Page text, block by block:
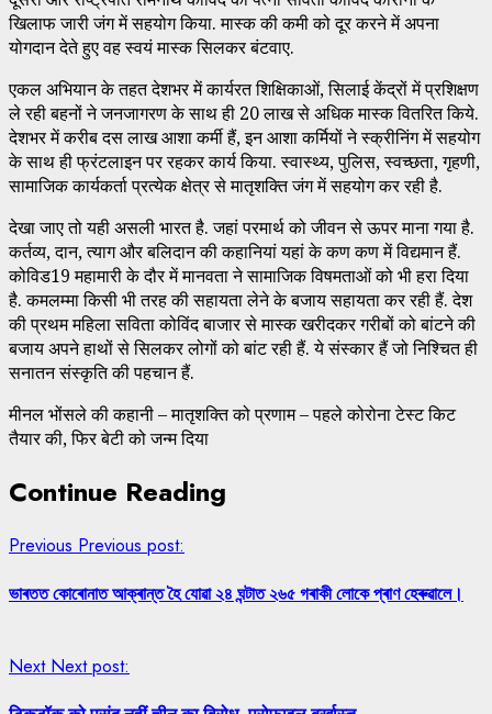
खिलाफ जारी जंग में सहयोग किया. मास्क की कमी को दूर करने में अपना
योगदान देते हुए वह स्वयं मास्क सिलकर बंटवाए.
एकल अभियान के तहत देशभर में कार्यरत शिक्षिकाओं, सिलाई केंद्रों में प्रशिक्षण
ले रही बहनों ने जनजागरण के साथ ही 20 लाख से अधिक मास्क वितरित किये.
देशभर में करीब दस लाख आशा कर्मी हैं, इन आशा कर्मियों ने स्क्रीनिंग में सहयोग
के साथ ही फ्रंटलाइन पर रहकर कार्य किया. स्वास्थ्य, पुलिस, स्वच्छता, गृहणी,
सामाजिक कार्यकर्ता प्रत्येक क्षेत्र से मातृशक्ति जंग में सहयोग कर रही है.
देखा जाए तो यही असली भारत है. जहां परमार्थ को जीवन से ऊपर माना गया है.
कर्तव्य, दान, त्याग और बलिदान की कहानियां यहां के कण कण में विद्यमान हैं.
कोविड19 महामारी के दौर में मानवता ने सामाजिक विषमताओं को भी हरा दिया
है. कमलम्मा किसी भी तरह की सहायता लेने के बजाय सहायता कर रही हैं. देश
की प्रथम महिला सविता कोविंद बाजार से मास्क खरीदकर गरीबों को बांटने की
बजाय अपने हाथों से सिलकर लोगों को बांट रही हैं. ये संस्कार हैं जो निश्चित ही
सनातन संस्कृति की पहचान हैं.
मीनल भोंसले की कहानी – मातृशक्ति को प्रणाम – पहले कोरोना टेस्ट किट
तैयार की, फिर बेटी को जन्म दिया
Continue Reading
Previous Previous post:
ভাৰতত কোৰোনাত আক্ৰান্ত হৈ যোৱা ২৪ ঘন্টাত ২৬৫ গৰাকী লোকে প্ৰাণ হেৰুৱালে।
Next Next post: